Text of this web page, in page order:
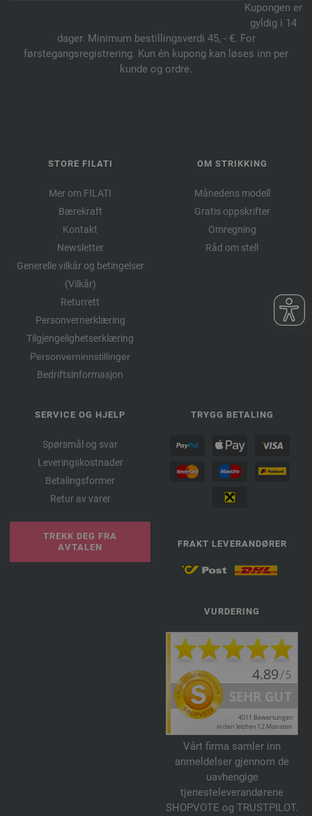
Kupongen er
gyldig i 14
dager. Minimum bestillingsverdi 45, - €. For
førstegangsregistrering. Kun én kupong kan løses inn per
kunde og ordre.
STORE FILATI
Mer om FILATI
Bærekraft
Kontakt
Newsletter
Generelle vilkår og betingelser
(Vilkår)
Returrett
Personvernerklæring
Tilgjengelighetserklæring
Personverninnstillinger
Bedriftsinformasjon
OM STRIKKING
Månedens modell
Gratis oppskrifter
Omregning
Råd om stell
SERVICE OG HJELP
Spørsmål og svar
Leveringskostnader
Betalingsformer
Retur av varer
TREKK DEG FRA
AVTALEN
TRYGG BETALING
FRAKT LEVERANDØRER
VURDERING
Vårt firma samler inn
anmeldelser gjennom de
uavhengige
tjenesteleverandørene
SHOPVOTE og TRUSTPILOT.